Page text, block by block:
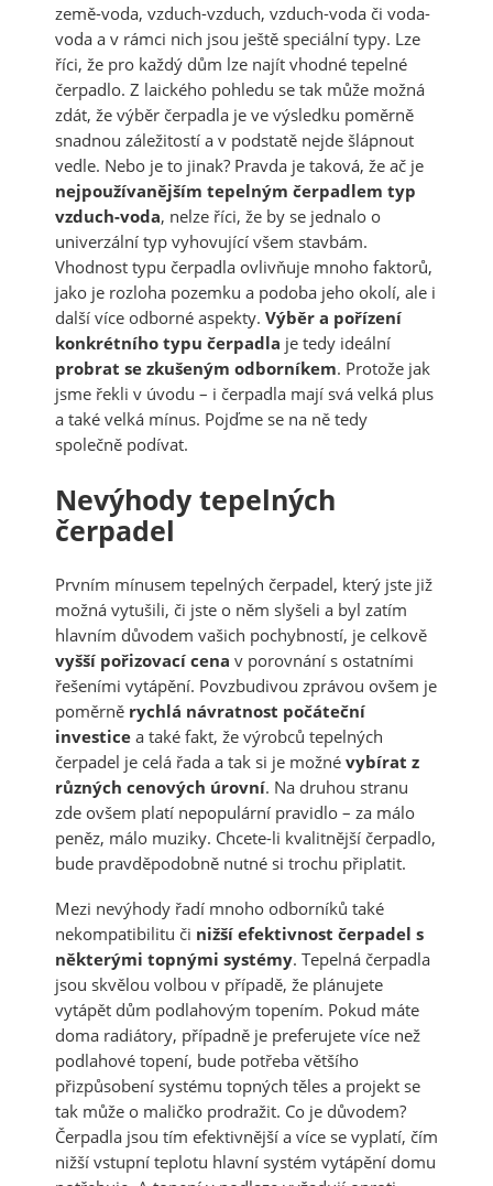
země-voda, vzduch-vzduch, vzduch-voda či voda-
voda a v rámci nich jsou ještě speciální typy. Lze
říci, že pro každý dům lze najít vhodné tepelné
čerpadlo. Z laického pohledu se tak může možná
zdát, že výběr čerpadla je ve výsledku poměrně
snadnou záležitostí a v podstatě nejde šlápnout
vedle. Nebo je to jinak? Pravda je taková, že ač je
nejpoužívanějším tepelným čerpadlem typ
vzduch-voda, nelze říci, že by se jednalo o
univerzální typ vyhovující všem stavbám.
Vhodnost typu čerpadla ovlivňuje mnoho faktorů,
jako je rozloha pozemku a podoba jeho okolí, ale i
další více odborné aspekty. Výběr a pořízení
konkrétního typu čerpadla je tedy ideální
probrat se zkušeným odborníkem. Protože jak
jsme řekli v úvodu – i čerpadla mají svá velká plus
a také velká mínus. Pojďme se na ně tedy
společně podívat.
Nevýhody tepelných
čerpadel
Prvním mínusem tepelných čerpadel, který jste již
možná vytušili, či jste o něm slyšeli a byl zatím
hlavním důvodem vašich pochybností, je celkově
vyšší pořizovací cena v porovnání s ostatními
řešeními vytápění. Povzbudivou zprávou ovšem je
poměrně rychlá návratnost počáteční
investice a také fakt, že výrobců tepelných
čerpadel je celá řada a tak si je možné vybírat z
různých cenových úrovní. Na druhou stranu
zde ovšem platí nepopulární pravidlo – za málo
peněz, málo muziky. Chcete-li kvalitnější čerpadlo,
bude pravděpodobně nutné si trochu připlatit.
Mezi nevýhody řadí mnoho odborníků také
nekompatibilitu či nižší efektivnost čerpadel s
některými topnými systémy. Tepelná čerpadla
jsou skvělou volbou v případě, že plánujete
vytápět dům podlahovým topením. Pokud máte
doma radiátory, případně je preferujete více než
podlahové topení, bude potřeba většího
přizpůsobení systému topných těles a projekt se
tak může o maličko prodražit. Co je důvodem?
Čerpadla jsou tím efektivnější a více se vyplatí, čím
nižší vstupní teplotu hlavní systém vytápění domu